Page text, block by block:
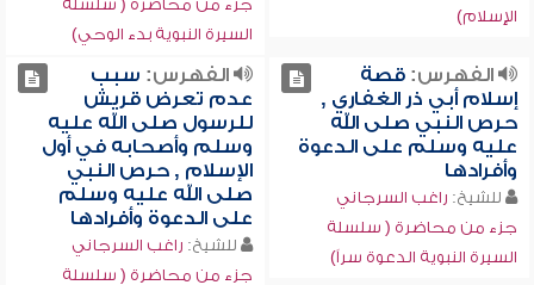
الإسلام)
جزء من محاضرة ( سلسلة
السيرة النبوية بدء الوحي)
الفهرس:قصة
إسلام أبي ذر الغفاري ,
حرص النبي صلى الله
عليه وسلم على الدعوة
وأفرادها
للشيخ: راغب السرجاني
جزء من محاضرة ( سلسلة
السيرة النبوية الدعوة سراً)
الفهرس: سبب
عدم تعرض قريش
للرسول صلى الله عليه
وسلم وأصحابه في أول
الإسلام , حرص النبي
صلى الله عليه وسلم
على الدعوة وأفرادها
للشيخ: راغب السرجاني
جزء من محاضرة ( سلسلة